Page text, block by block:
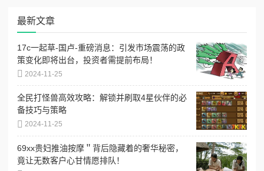
最新文章
17c一起草-国卢-重磅消息：引发市场震荡的政
策变化即将出台，投资者需提前布局！
2024-11-25
全民打怪兽高效攻略：解锁并刷取4星伙伴的必
备技巧与策略
2024-11-25
69xx贵妇推油按摩＂背后隐藏着的奢华秘密，
竟让无数客户心甘情愿排队！